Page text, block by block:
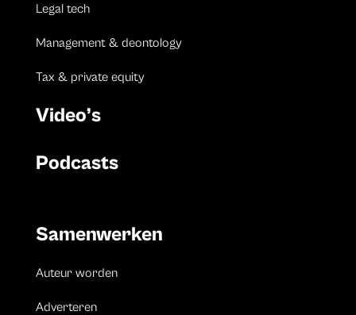
Legal tech
Management & deontology
Tax & private equity
Video’s
Podcasts
Samenwerken
Auteur worden
Adverteren